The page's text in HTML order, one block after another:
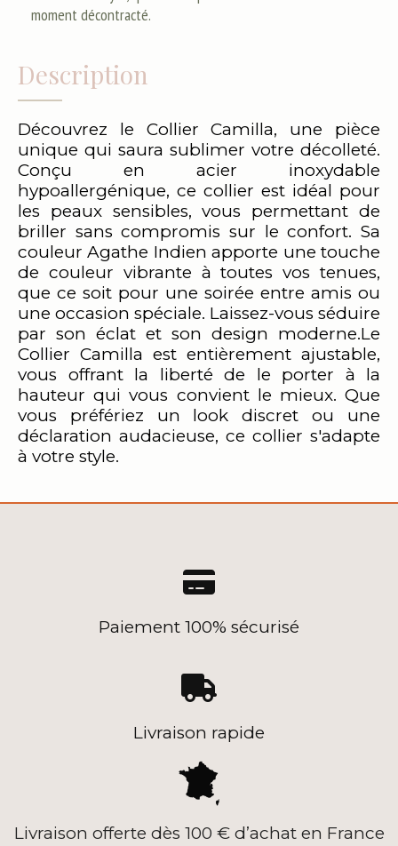
moment décontracté.
Description
Découvrez le Collier Camilla, une pièce
unique qui saura sublimer votre décolleté.
Conçu en acier inoxydable
hypoallergénique, ce collier est idéal pour
les peaux sensibles, vous permettant de
briller sans compromis sur le confort. Sa
couleur Agathe Indien apporte une touche
de couleur vibrante à toutes vos tenues,
que ce soit pour une soirée entre amis ou
une occasion spéciale. Laissez-vous séduire
par son éclat et son design moderne.Le
Collier Camilla est entièrement ajustable,
vous offrant la liberté de le porter à la
hauteur qui vous convient le mieux. Que
vous préfériez un look discret ou une
déclaration audacieuse, ce collier s'adapte
à votre style.

Paiement 100% sécurisé

Livraison rapide
Livraison offerte dès 100 € d’achat en France